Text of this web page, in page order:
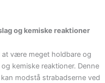
og kemiske reaktioner
være meget holdbare og
kemiske reaktioner. Denne
modstå strabadserne ved